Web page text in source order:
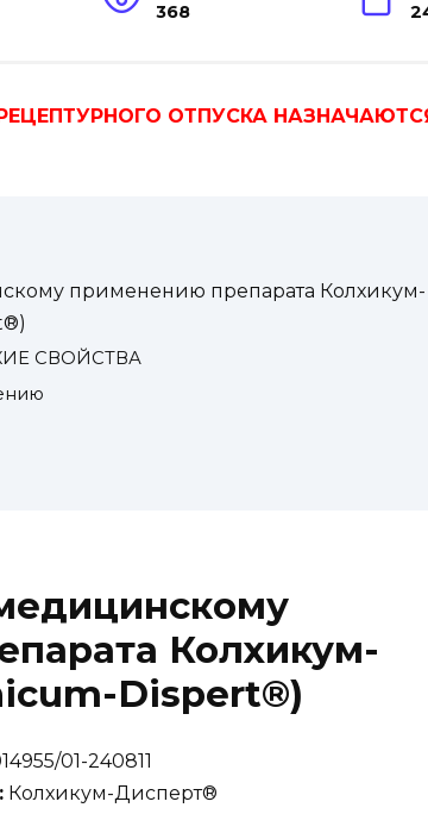
368
ОТПУСКА
применению препарата Колхикум-
СВОЙСТВА
Колхикум-
Dispert®)
01-240811
Колхикум-Дисперт®